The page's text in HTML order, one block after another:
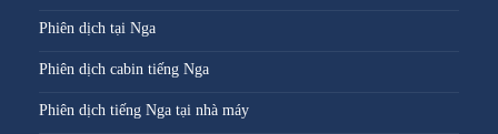
Phiên dịch tại Nga
Phiên dịch cabin tiếng Nga
Phiên dịch tiếng Nga tại nhà máy